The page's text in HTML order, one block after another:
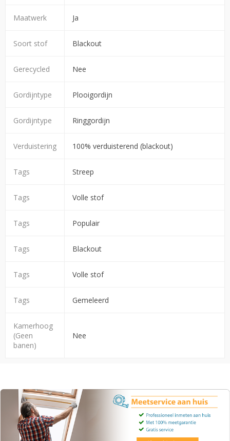
Maatwerk Ja
Soort stof Blackout
Gerecycled Nee
Gordijntype Plooigordijn
Gordijntype Ringgordijn
Verduistering 100% verduisterend (blackout)
Tags Streep
Tags Volle stof
Tags Populair
Tags Blackout
Tags Volle stof
Tags Gemeleerd
Kamerhoog
(Geen
banen)
Nee